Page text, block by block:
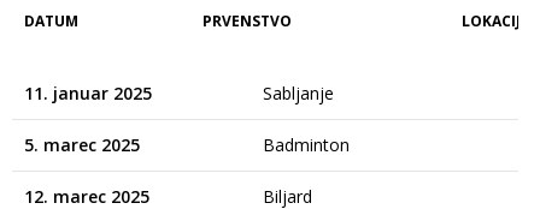
DATUM PRVENSTVO LOKACIJA
11. januar 2025 Sabljanje
5. marec 2025 Badminton
12. marec 2025 Biljard